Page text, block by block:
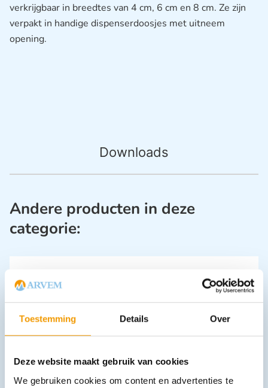
Toestemming Details Over
Deze website maakt gebruik van cookies
We gebruiken cookies om content en advertenties te
Downloads
verkrijgbaar in breedtes van 4 cm, 6 cm en 8 cm. Ze zijn
verpakt in handige dispenserdoosjes met uitneem
opening.
Andere producten in deze
categorie:
Armdraagband met sluiting / Arm sling support
2.96 excl. btw